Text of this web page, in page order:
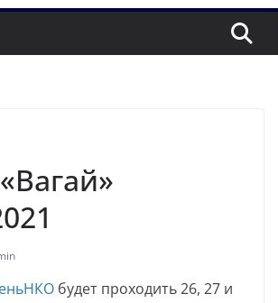
будет проходить 26, 27 и